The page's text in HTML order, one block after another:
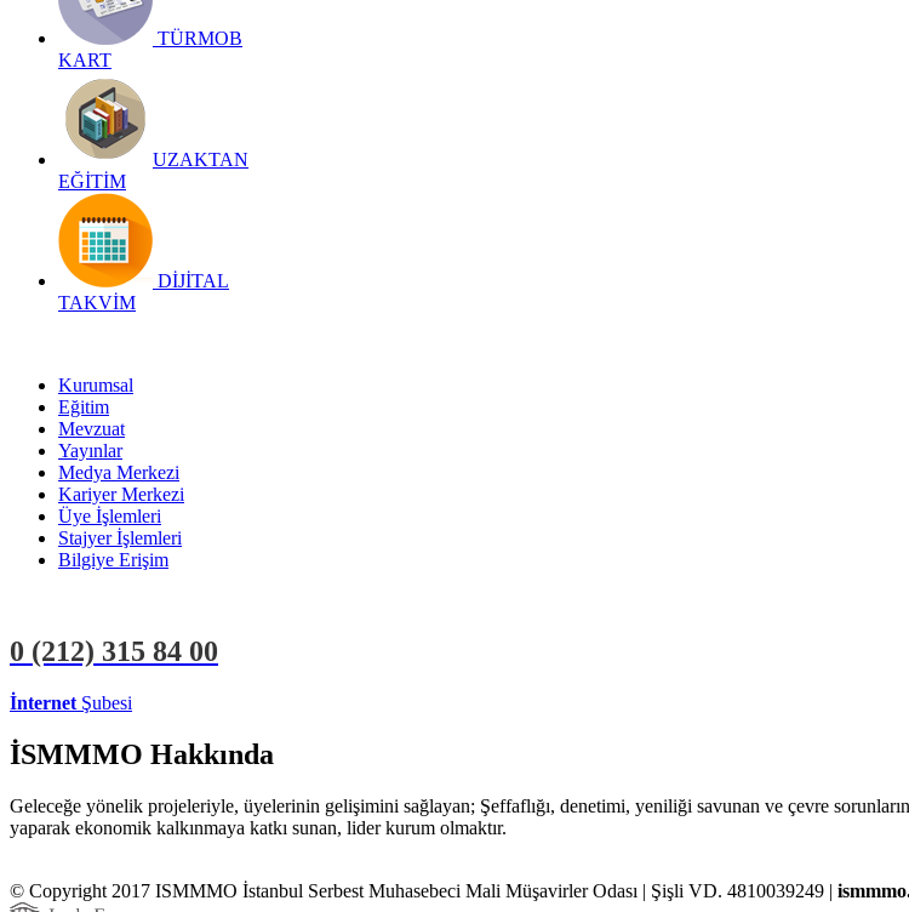
TÜRMOB
KART
UZAKTAN
EĞİTİM
DİJİTAL
TAKVİM
Kurumsal
Eğitim
Mevzuat
Yayınlar
Medya Merkezi
Kariyer Merkezi
Üye İşlemleri
Stajyer İşlemleri
Bilgiye Erişim
0 (212) 315 84 00
İnternet Şubesi
İSMMMO Hakkında
Geleceğe yönelik projeleriyle, üyelerinin gelişimini sağlayan; Şeffaflığı, denetimi, yeniliği savunan ve çevre
yaparak ekonomik kalkınmaya katkı sunan, lider kurum olmaktır.
© Copyright 2017 ISMMMO İstanbul Serbest Muhasebeci Mali Müşavirler Odası | Şişli VD. 4810039249 |